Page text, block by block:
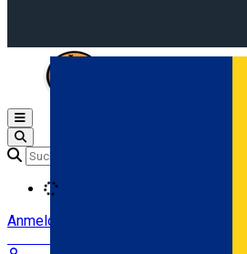
Open main menu
Anmeldung